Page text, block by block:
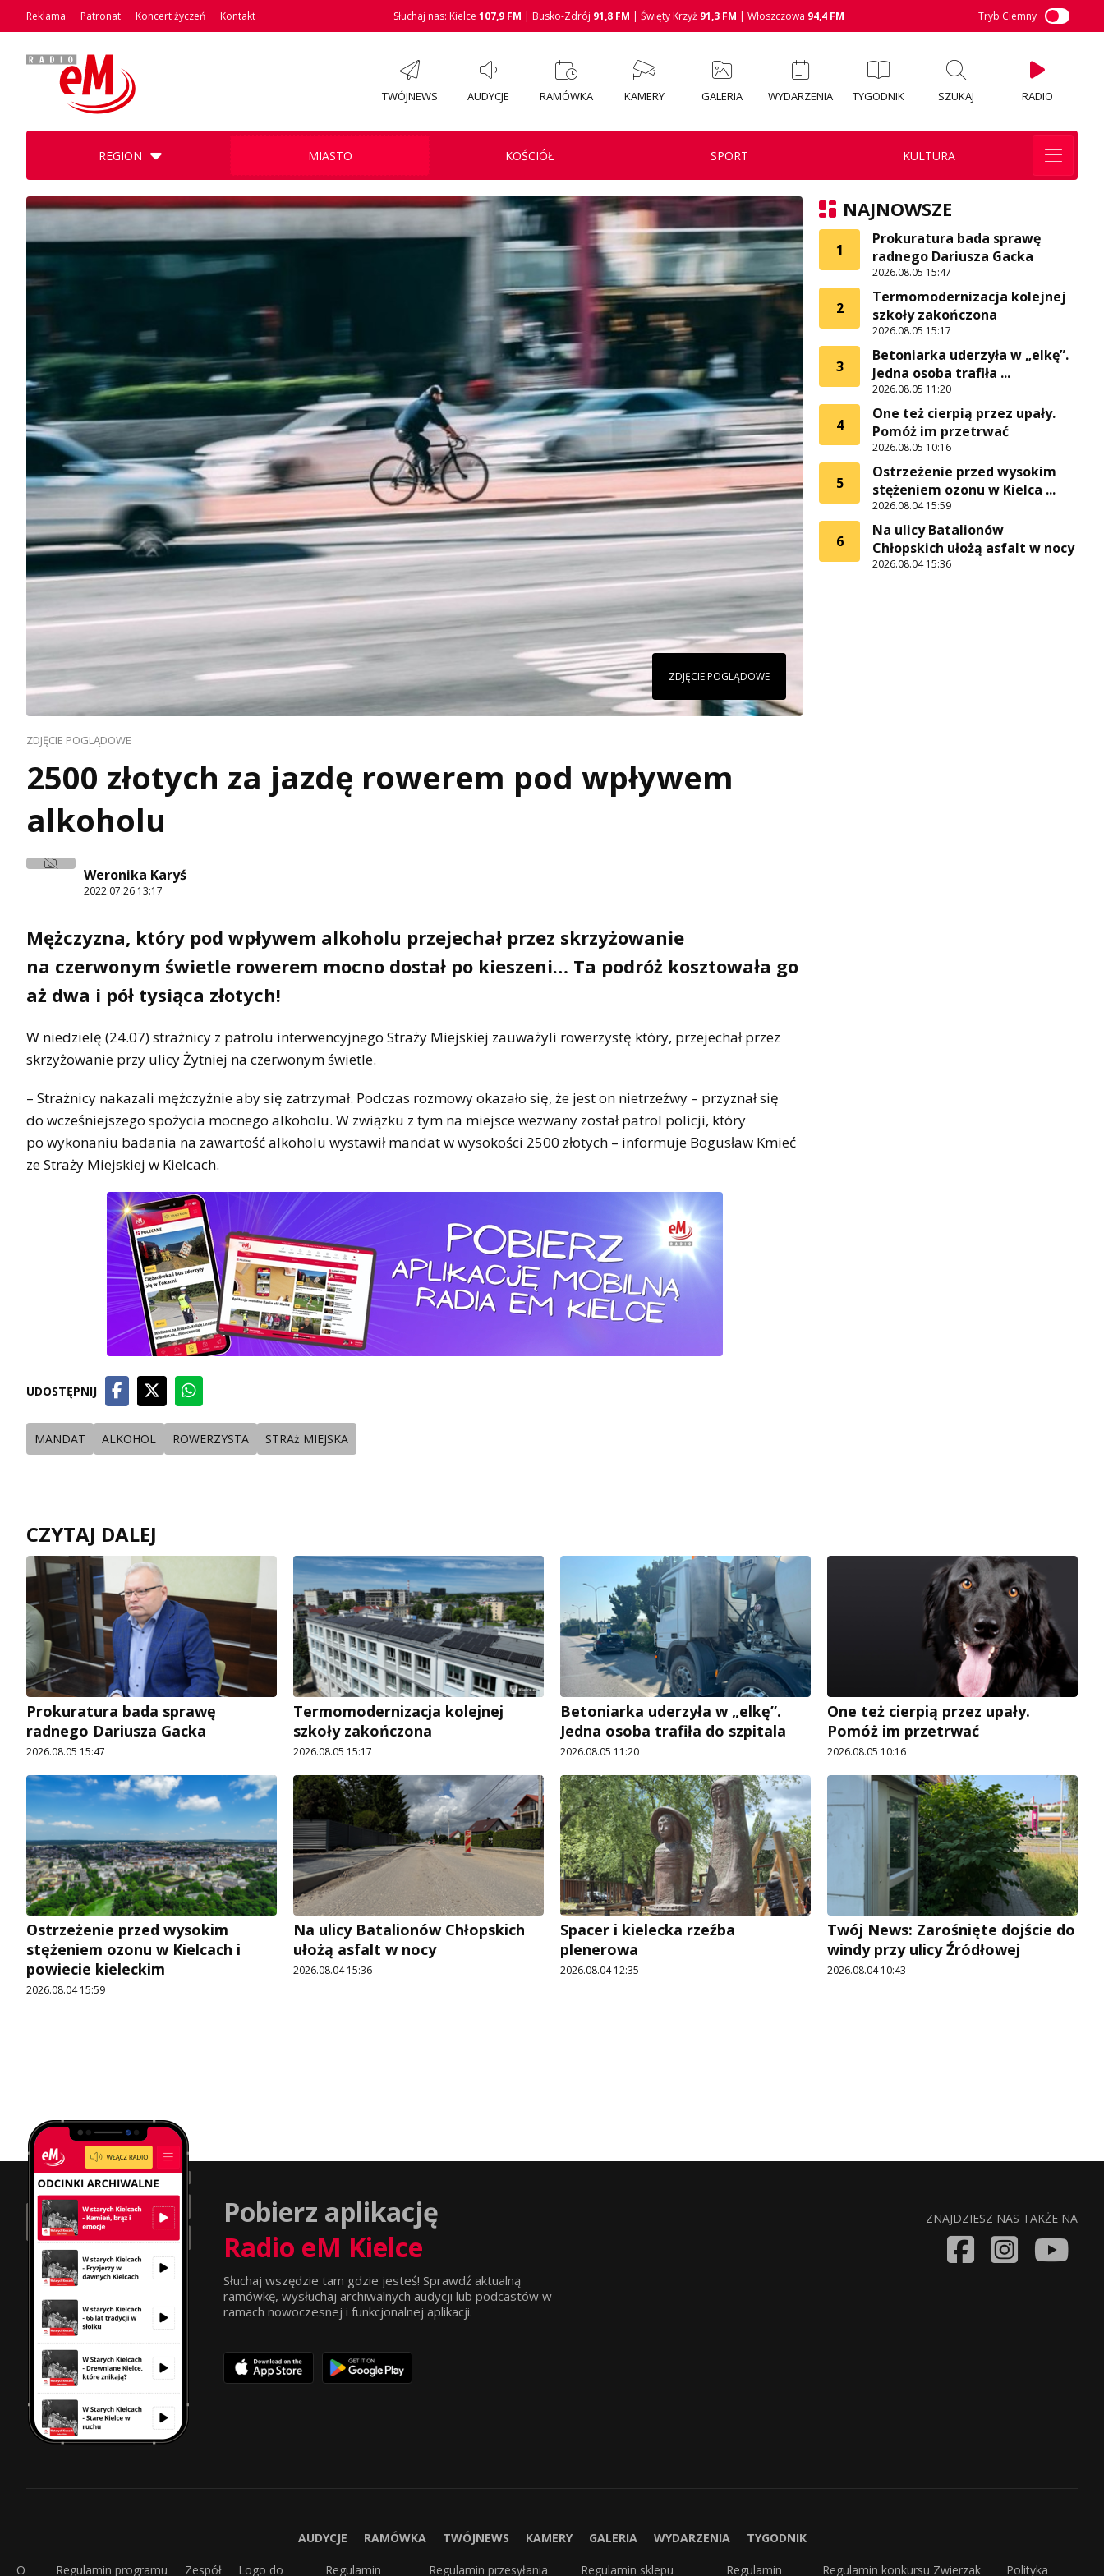
Reklama Patronat Koncert życzeń Kontakt Słuchaj nas: Kielce 107,9 FM | Busko-Zdrój 91,8 FM | Święty Krzyż 91,3 FM | Włoszczowa 94,4 FM Tryb Ciemny
TWÓJNEWS AUDYCJE RAMÓWKA KAMERY GALERIA WYDARZENIA TYGODNIK SZUKAJ RADIO
REGION MIASTO KOŚCIÓŁ SPORT KULTURA
ZDJĘCIE POGLĄDOWE
ZDJĘCIE POGLĄDOWE
2500 złotych za jazdę rowerem pod wpływem
alkoholu
Weronika Karyś
2022.07.26 13:17
Mężczyzna, który pod wpływem alkoholu przejechał przez skrzyżowanie
na czerwonym świetle rowerem mocno dostał po kieszeni… Ta podróż kosztowała go
aż dwa i pół tysiąca złotych!
W niedzielę (24.07) strażnicy z patrolu interwencyjnego Straży Miejskiej zauważyli rowerzystę który, przejechał przez
skrzyżowanie przy ulicy Żytniej na czerwonym świetle.
– Strażnicy nakazali mężczyźnie aby się zatrzymał. Podczas rozmowy okazało się, że jest on nietrzeźwy – przyznał się
do wcześniejszego spożycia mocnego alkoholu. W związku z tym na miejsce wezwany został patrol policji, który
po wykonaniu badania na zawartość alkoholu wystawił mandat w wysokości 2500 złotych – informuje Bogusław Kmieć
ze Straży Miejskiej w Kielcach.
UDOSTĘPNIJ
MANDAT ALKOHOL ROWERZYSTA STRAż MIEJSKA
NAJNOWSZE
1
Prokuratura bada sprawę
radnego Dariusza Gacka
2026.08.05 15:47
2
Termomodernizacja kolejnej
szkoły zakończona
2026.08.05 15:17
3
Betoniarka uderzyła w „elkę”.
Jedna osoba trafiła ...
2026.08.05 11:20
4
One też cierpią przez upały.
Pomóż im przetrwać
2026.08.05 10:16
5
Ostrzeżenie przed wysokim
stężeniem ozonu w Kielca ...
2026.08.04 15:59
6
Na ulicy Batalionów
Chłopskich ułożą asfalt w nocy
2026.08.04 15:36
CZYTAJ DALEJ
Prokuratura bada sprawę
radnego Dariusza Gacka
2026.08.05 15:47
Termomodernizacja kolejnej
szkoły zakończona
2026.08.05 15:17
Betoniarka uderzyła w „elkę”.
Jedna osoba trafiła do szpitala
2026.08.05 11:20
One też cierpią przez upały.
Pomóż im przetrwać
2026.08.05 10:16
Ostrzeżenie przed wysokim
stężeniem ozonu w Kielcach i
powiecie kieleckim
2026.08.04 15:59
Na ulicy Batalionów Chłopskich
ułożą asfalt w nocy
2026.08.04 15:36
Spacer i kielecka rzeźba
plenerowa
2026.08.04 12:35
Twój News: Zarośnięte dojście do
windy przy ulicy Źródłowej
2026.08.04 10:43
Pobierz aplikację
Radio eM Kielce
Słuchaj wszędzie tam gdzie jesteś! Sprawdź aktualną
ramówkę, wysłuchaj archiwalnych audycji lub podcastów w
ramach nowoczesnej i funkcjonalnej aplikacji.
ZNAJDZIESZ NAS TAKŻE NA
AUDYCJE RAMÓWKA TWÓJNEWS KAMERY GALERIA WYDARZENIA TYGODNIK
O Regulamin programu Zespół Logo do Regulamin Regulamin przesyłania Regulamin sklepu Regulamin Regulamin konkursu Zwierzak Polityka